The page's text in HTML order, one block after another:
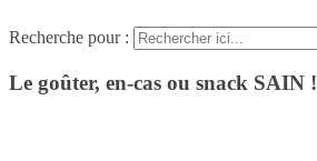
Recherche pour :
Le goûter, en-cas ou snack SAIN !